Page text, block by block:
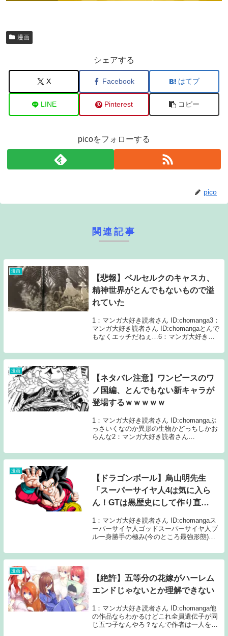
漫画
シェアする
X Facebook はてブ
LINE Pinterest コピー
picoをフォローする
pico
関連記事
漫画
【悲報】ベルセルクのキャスカ、
精神世界がとんでもないもので溢
れていた
1：マンガ大好き読者さん ID:chomanga3：
マンガ大好き読者さん ID:chomangaとんで
もなくエッチだねぇ…6：マンガ大好き読
て草9：マンガ大好き読者さん
ID:chomang...
漫画
【ネタバレ注意】ワンピースのワ
ノ国編、とんでもない新キャラが
登場するｗｗｗｗｗ
1：マンガ大好き読者さん ID:chomangaぶ
っさいくなのか異形の生物かどっちしかお
らんな2：マンガ大好き読者さん
き読者さん ID:chomangaもっとカッコいい
の出せませんかねえ5：...
漫画
【ドラゴンボール】鳥山明先生
「スーパーサイヤ人4は気に入ら
ん！GTは黒歴史にして作り直
1：マンガ大好き読者さん ID:chomangaス
ーパーサイヤ人ゴッドスーパーサイヤ人ブ
ルー身勝手の極み(今のところ最強形態)絶
大好き読者さん ID:chomangaGTも正史に
戻してくれや…4：マン...
漫画
【絶許】五等分の花嫁がハーレム
エンドじゃないとか理解できない
1：マンガ大好き読者さん ID:chomanga他
の作品ならわかるけどこれ全員遺伝子が同
じ五つ子なんやろ？なんで作者は一人を決